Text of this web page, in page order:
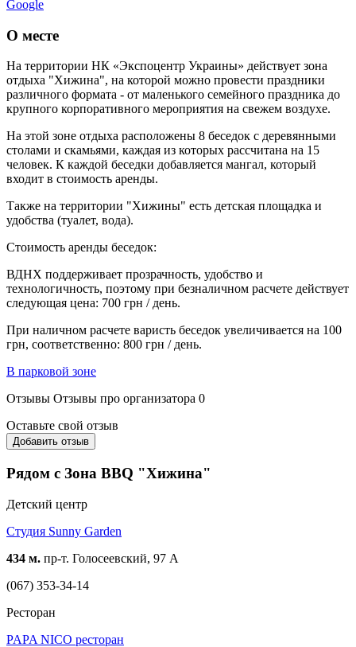
Google
О месте
На территории НК «Экспоцентр Украины» действует зона
отдыха "Хижина", на которой можно провести праздники
различного формата - от маленького семейного праздника до
крупного корпоративного мероприятия на свежем воздухе.
На этой зоне отдыха расположены 8 беседок с деревянными
столами и скамьями, каждая из которых рассчитана на 15
человек. К каждой беседки добавляется мангал, который
входит в стоимость аренды.
Также на территории "Хижины" есть детская площадка и
удобства (туалет, вода).
Стоимость аренды беседок:
ВДНХ поддерживает прозрачность, удобство и
технологичность, поэтому при безналичном расчете действует
следующая цена: 700 грн / день.
При наличном расчете варисть беседок увеличивается на 100
грн, соответственно: 800 грн / день.
В парковой зоне
Отзывы Отзывы про организатора 0
Оставьте свой отзыв
Добавить отзыв
Рядом с Зона BBQ "Хижина"
Детский центр
Студия Sunny Garden
434 м. пр-т. Голосеевский, 97 А
(067) 353-34-14
Ресторан
PAPA NICO ресторан